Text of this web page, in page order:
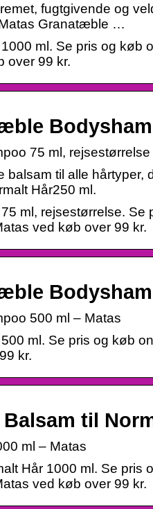
fugtgivende og
Granatæble …
ml. Se pris og køb
over 99 kr.
75 ml, rejsestørrelse
til alle hårtyper,
Hår250 ml.
ml, rejsestørrelse. Se
ved køb over 99 kr.
500 ml – Matas
ml. Se pris og køb
kr.
til
ml – Matas
Hår 1000 ml. Se pris
ved køb over 99 kr.